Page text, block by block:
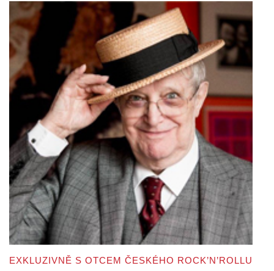
EXKLUZIVNĚ S OTCEM ČESKÉHO ROCK’N’ROLLU